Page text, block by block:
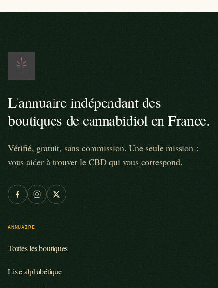
L'annuaire indépendant des
boutiques de cannabidiol en France.
Vérifié, gratuit, sans commission. Une seule mission :
vous aider à trouver le CBD qui vous correspond.
ANNUAIRE
Toutes les boutiques
Liste alphabétique